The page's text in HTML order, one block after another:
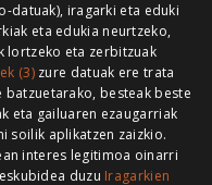
PUBLIZITATEA
RSS
>
datuak), iragarki eta eduki
eta edukia neurtzeko,
lortzeko eta zerbitzuak
(3)zure datuak ere trata
besteak beste
eta gailuaren ezaugarriak
soilik aplikatzen zaizkio.
interes legitimoa oinarri
duzu Iragarkien